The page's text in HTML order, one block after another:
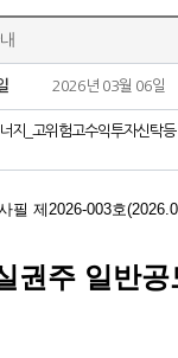
2026년 03월 06일
지_고위험고수익투자신탁
필 제2026-003호
권주 일반공